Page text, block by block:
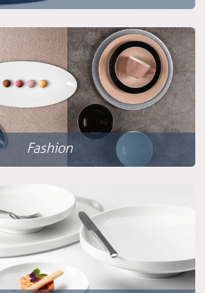
Fashion